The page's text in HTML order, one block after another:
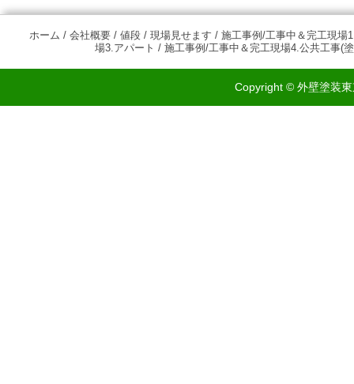
ホーム / 会社概要 / 値段 / 現場見せます / 施工事例/工事中＆完工現場
場3.アパート / 施工事例/工事中＆完工現場4.公共工事(
Copyright © 外壁塗装